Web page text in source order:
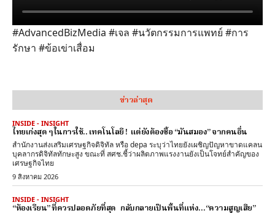
#AdvancedBizMedia #เจล #นวัตกรรมการแพทย์ #การ
รักษา #ข้อเข่าเสื่อม
ข่าวล่าสุด
INSIDE - INSIGHT
ไทยเก่งสุด ๆ ในการใช้.. เทคโนโลยี ! แต่ยังต้องซื้อ “มันสมอง” จากคนอื่น
สำนักงานส่งเสริมเศรษฐกิจดิจิทัล หรือ depa ระบุว่าไทยยังเผชิญปัญหาขาดแคลน
บุคลากรดิจิทัลทักษะสูง ขณะที่ สศช.ชี้ว่าผลิตภาพแรงงานยังเป็นโจทย์สำคัญของ
เศรษฐกิจไทย
9 สิงหาคม 2026
INSIDE - INSIGHT
“ห้องเรียน” ที่ควรปลอดภัยที่สุด กลับกลายเป็นพื้นที่แห่ง…“ความสูญเสีย”